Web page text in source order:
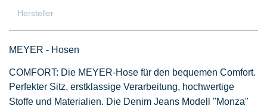
Hersteller
MEYER - Hosen
COMFORT: Die MEYER-Hose für den bequemen Comfort.
Perfekter Sitz, erstklassige Verarbeitung, hochwertige
Stoffe und Materialien. Die Denim Jeans Modell "Monza"